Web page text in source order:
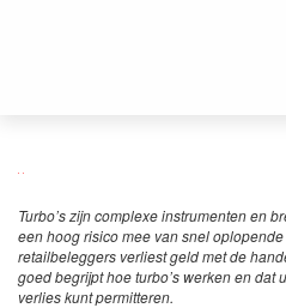
Turbo’s zijn complexe instrumenten en
een hoog risico mee van snel
retailbeleggers verliest geld met de
goed begrijpt hoe turbo’s werken en dat
verlies kunt permitteren.